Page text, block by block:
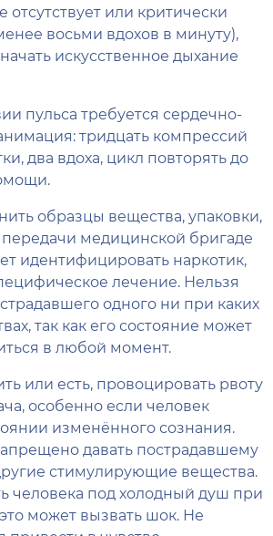
отсутствует или критически
восьми вдохов в минуту),
искусственное дыхание
пульса требуется сердечно-
тридцать компрессий
два вдоха, цикл повторять до
образцы вещества, упаковки,
медицинской бригаде
идентифицировать наркотик,
лечение. Нельзя
одного ни при каких
так как его состояние может
в любой момент.
или есть, провоцировать рвоту
особенно если человек
изменённого сознания.
давать пострадавшему
стимулирующие вещества.
человека под холодный душ при
может вызвать шок. Не